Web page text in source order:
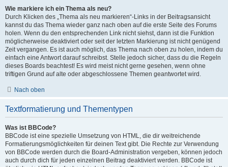
Wie markiere ich ein Thema als neu?
Durch Klicken des „Thema als neu markieren“-Links in der Beitragsansicht
kannst du das Thema wieder ganz nach oben auf die erste Seite des Forums
holen. Wenn du den entsprechenden Link nicht siehst, dann ist die Funktion
möglicherweise deaktiviert oder seit der letzten Markierung ist nicht genügend
Zeit vergangen. Es ist auch möglich, das Thema nach oben zu holen, indem du
einfach eine Antwort darauf schreibst. Stelle jedoch sicher, dass du die Regeln
dieses Boards beachtest! Es wird meist nicht gerne gesehen, wenn ohne
triftigen Grund auf alte oder abgeschlossene Themen geantwortet wird.
Nach oben
Textformatierung und Thementypen
Was ist BBCode?
BBCode ist eine spezielle Umsetzung von HTML, die dir weitreichende
Formatierungsmöglichkeiten für deinen Text gibt. Die Rechte zur Verwendung
von BBCode werden durch die Board-Administration vergeben, können jedoch
auch durch dich für jeden einzelnen Beitrag deaktiviert werden. BBCode ist